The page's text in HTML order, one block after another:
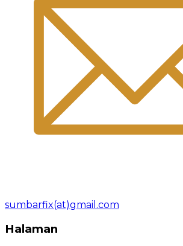
sumbarfix(at)gmail.com
Halaman